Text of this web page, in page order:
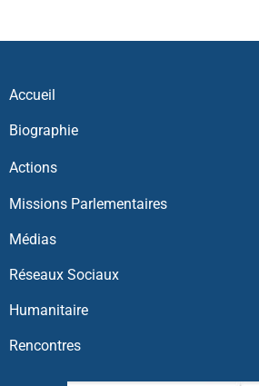
Accueil
Biographie
Actions
Missions Parlementaires
Médias
Réseaux Sociaux
Humanitaire
Rencontres